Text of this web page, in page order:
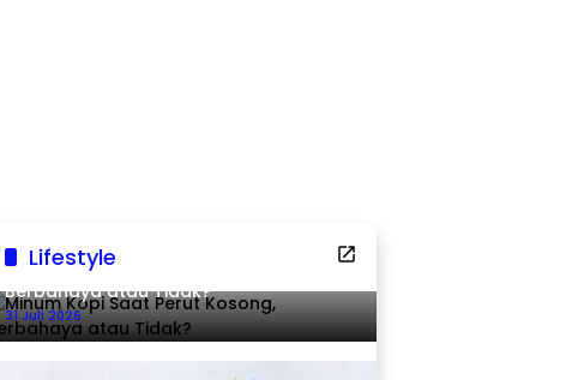
Lifestyle
Minum Kopi Saat Perut Kosong,
Berbahaya atau Tidak?
31 Juli 2026